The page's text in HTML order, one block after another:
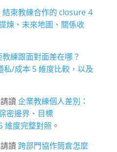
結束教練合作的 closure 4
煉、未來地圖、關係收
教練跟面對面差在哪？
/成本 5 維度比較，以及
請讀 企業教練個人差別：
密邊界、目標
維度完整對照 。
讀 跨部門協作筒倉怎麼